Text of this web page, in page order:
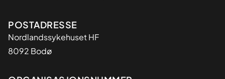
Adresse
POSTADRESSE
Nordlandssykehuset HF
8092 Bodø